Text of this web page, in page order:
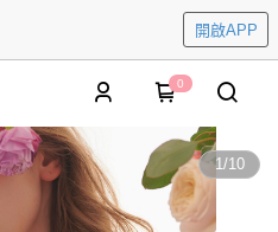
開啟APP
0
1/10